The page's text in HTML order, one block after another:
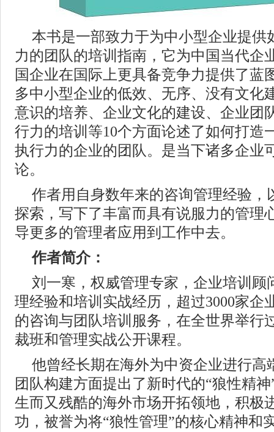
本书是一部致力于为中小型企业提供
力的团队的培训指南，它为中国当代企
国企业在国际上更具备竞争力提供了蓝
多中小型企业的低效、无序、没有文化
意识的培养、企业文化的建设、企业团
行力的培训等10个方面论述了如何打造
执行力的企业的团队。是当下诸多企业
论。
作者用自身数年来的咨询管理经验，
探索，写下了丰富而具有说服力的管理
导更多的管理者应用到工作中去。
作者简介：
刘一寒，权威管理专家，企业培训顾
理经验和培训实战经历，超过3000家企
的咨询与团队培训服务，在全世界举行
裁班和管理实战公开课程。
他曾经长期在海外为中资企业进行高
团队构建方面提出了新时代的“狼性精
生而又残酷的海外市场开拓领地，积极
功，被誉为将“狼性管理”的核心精神和